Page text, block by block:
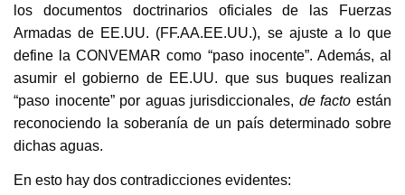
los documentos doctrinarios oficiales de las Fuerzas
Armadas de EE.UU. (FF.AA.EE.UU.), se ajuste a lo que
define la CONVEMAR como “paso inocente”. Además, al
asumir el gobierno de EE.UU. que sus buques realizan
“paso inocente” por aguas jurisdiccionales, de facto están
reconociendo la soberanía de un país determinado sobre
dichas aguas.
En esto hay dos contradicciones evidentes: